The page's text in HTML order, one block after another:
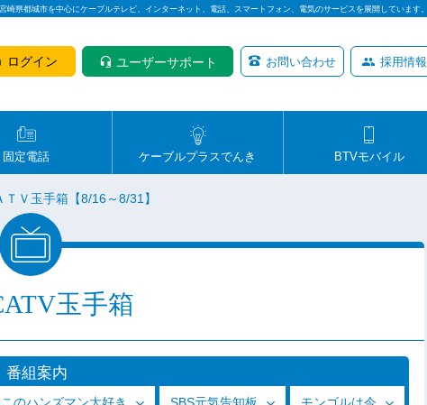
崎県都城市を中心にケーブルテレビ、インターネット、電話、スマートフォン、電気のサービスを展開しています。
ログイン ユーザーサポート お問い合わせ 採用情報
固定電話 ケーブルプラスでんき BTVモバイル
ＴＶ玉手箱【8/16～8/31】
玉手箱
番組案内